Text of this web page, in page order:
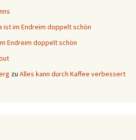
ist im Endreim doppelt schön
Endreim doppelt schön
zu Alles kann durch Kaffee verbessert